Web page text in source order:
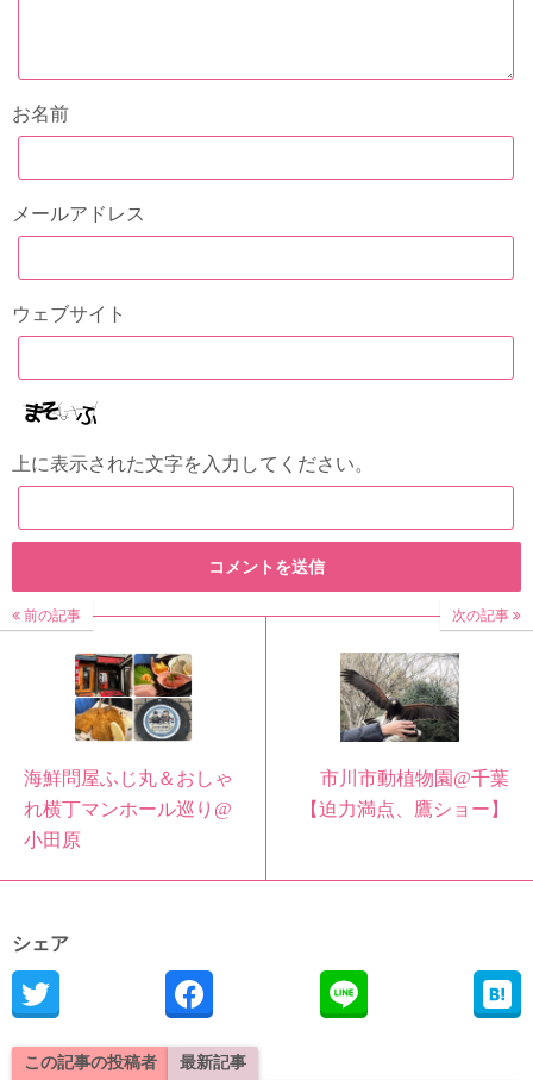
お名前
メールアドレス
ウェブサイト
上に表示された文字を入力してください。
前の記事
海鮮問屋ふじ丸＆おしゃ
れ横丁マンホール巡り@
小田原
次の記事
市川市動植物園@千葉
【迫力満点、鷹ショー】
シェア
この記事の投稿者 最新記事